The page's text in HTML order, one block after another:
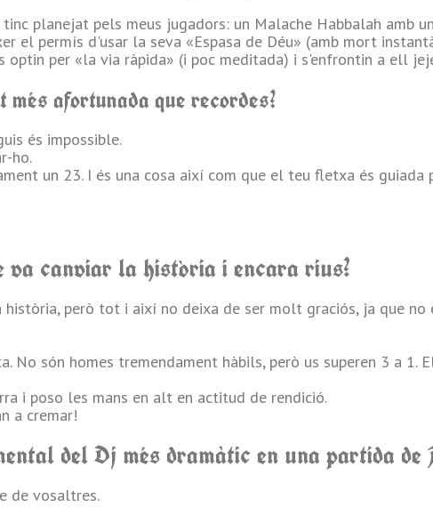
planejat pels meus jugadors: un Malache Habbalah amb
el permís d'usar la seva «Espasa de Déu» (amb mort
optin per «la via ràpida» (i poc meditada) i s'enfrontin a ell
afortunada que recordes?
és impossible.
ho.
un 23. I és una cosa així com que el teu fletxa és guiada
va canviar la història i encara rius?
però tot i així no deixa de ser molt graciós, ja que no
No són homes tremendament hàbils, però us superen 3 a 1.
i poso les mans en alt en actitud de rendició.
a cremar!
del Dj més dramàtic en una partida de
de vosaltres.